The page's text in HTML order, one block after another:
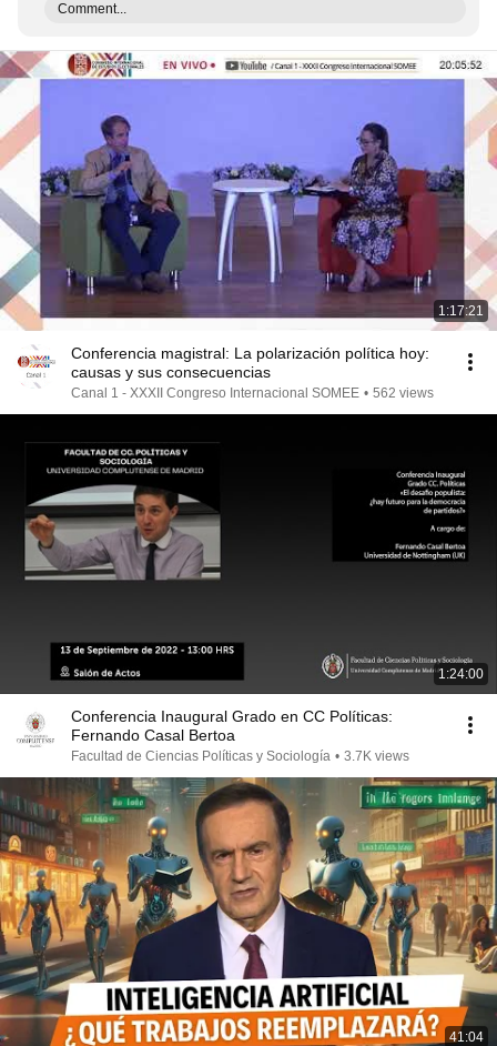
Comment...
1:17:21
Conferencia magistral: La polarización política hoy:
causas y sus consecuencias
Canal 1 - XXXII Congreso Internacional SOMEE • 562 views
1:24:00
Conferencia Inaugural Grado en CC Políticas:
Fernando Casal Bertoa
Facultad de Ciencias Políticas y Sociología • 3.7K views
41:04